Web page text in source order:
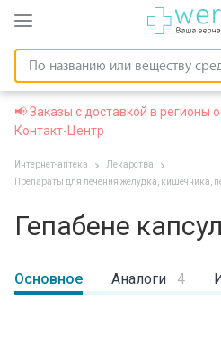
📢 Заказы с доставкой в регионы
Контакт-Центр
Интернет-аптека
Лекарства
Препараты для лечения желудка, кишечника,
Гепабене
Основное Аналоги 4